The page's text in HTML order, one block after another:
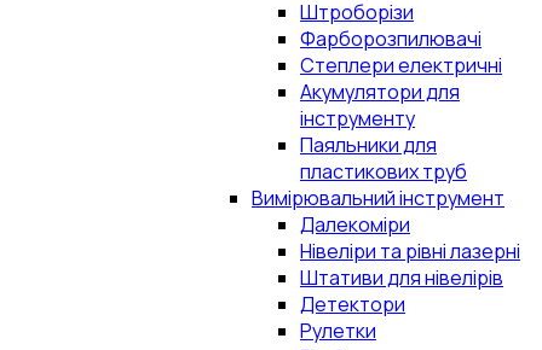
Штроборізи
Фарборозпилювачі
Степлери електричні
Акумулятори для
інструменту
Паяльники для
пластикових труб
Вимірювальний інструмент
Далекоміри
Нівеліри та рівні лазерні
Штативи для нівелірів
Детектори
Рулетки